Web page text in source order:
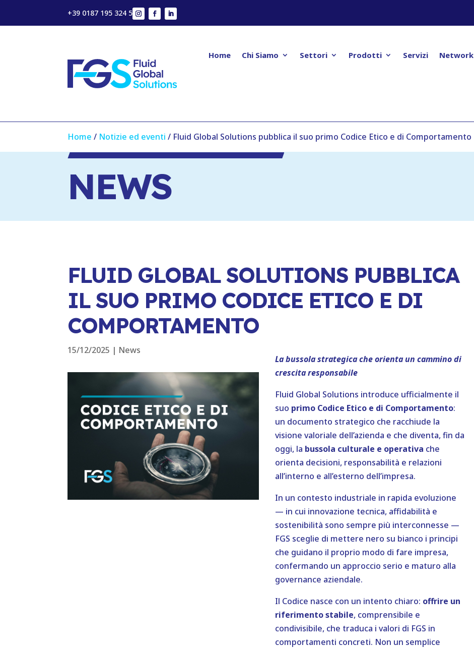
+39 0187 195 324 5
Home Chi Siamo Settori Prodotti Servizi Network
Home / Notizie ed eventi / Fluid Global Solutions pubblica il suo primo Codice Etico e di Comportamento
NEWS
FLUID GLOBAL SOLUTIONS PUBBLICA
IL SUO PRIMO CODICE ETICO E DI
COMPORTAMENTO
15/12/2025 | News
La bussola strategica che orienta un cammino di
crescita responsabile
Fluid Global Solutions introduce ufficialmente il
suo primo Codice Etico e di Comportamento:
un documento strategico che racchiude la
visione valoriale dell’azienda e che diventa, fin da
oggi, la bussola culturale e operativa che
orienta decisioni, responsabilità e relazioni
all’interno e all’esterno dell’impresa.
In un contesto industriale in rapida evoluzione
— in cui innovazione tecnica, affidabilità e
sostenibilità sono sempre più interconnesse —
FGS sceglie di mettere nero su bianco i principi
che guidano il proprio modo di fare impresa,
confermando un approccio serio e maturo alla
governance aziendale.
Il Codice nasce con un intento chiaro: offrire un
riferimento stabile, comprensibile e
condivisibile, che traduca i valori di FGS in
comportamenti concreti. Non un semplice